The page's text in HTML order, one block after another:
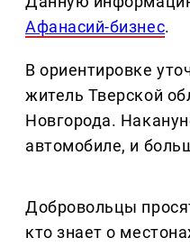
Афанасий-бизнес.
В ориентировке
житель Тверской
Новгорода.
автомобиле, и
Добровольцы
кто знает о